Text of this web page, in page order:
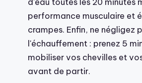
performance musculaire et
crampes. Enfin, ne négligez
l'échauffement : prenez 5
mobiliser vos chevilles et
avant de partir.